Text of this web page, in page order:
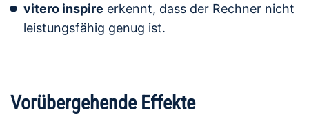
vitero inspire erkennt, dass der Rechner nicht
leistungsfähig genug ist.
Vorübergehende Effekte